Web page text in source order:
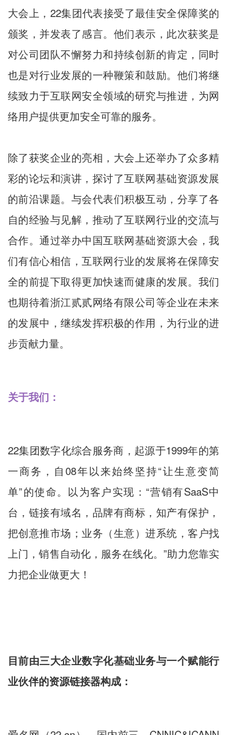
大会上，22集团代表接受了最佳安全保障奖的
颁奖，并发表了感言。他们表示，此次获奖是
对公司团队不懈努力和持续创新的肯定，同时
也是对行业发展的一种鞭策和鼓励。他们将继
续致力于互联网安全领域的研究与推进，为网
络用户提供更加安全可靠的服务。
除了获奖企业的亮相，大会上还举办了众多精
彩的论坛和演讲，探讨了互联网基础资源发展
的前沿课题。与会代表们积极互动，分享了各
自的经验与见解，推动了互联网行业的交流与
合作。通过举办中国互联网基础资源大会，我
们有信心相信，互联网行业的发展将在保障安
全的前提下取得更加快速而健康的发展。我们
也期待着浙江贰贰网络有限公司等企业在未来
的发展中，继续发挥积极的作用，为行业的进
步贡献力量。
关于我们：
22集团数字化综合服务商，起源于1999年的第
一商务，自08年以来始终坚持“让生意变简
单”的使命。以为客户实现：“营销有SaaS中
台，链接有域名，品牌有商标，知产有保护，
把创意推市场；业务（生意）进系统，客户找
上门，销售自动化，服务在线化。”助力您靠实
力把企业做更大！
目前由三大企业数字化基础业务与一个赋能行
业伙伴的资源链接器构成：